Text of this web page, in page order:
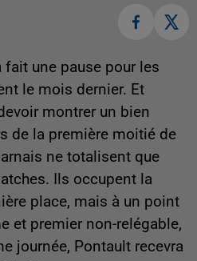
une pause pour les
le mois dernier. Et
montrer un bien
de la première moitié de
ne totalisent que
Ils occupent la
place, mais à un point
et premier non-relégable,
journée, Pontault recevra